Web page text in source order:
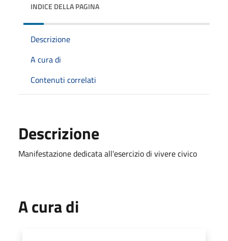
INDICE DELLA PAGINA
Descrizione
A cura di
Contenuti correlati
Descrizione
Manifestazione dedicata all'esercizio di vivere civico
A cura di